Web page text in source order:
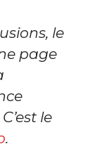
le
page
le
.